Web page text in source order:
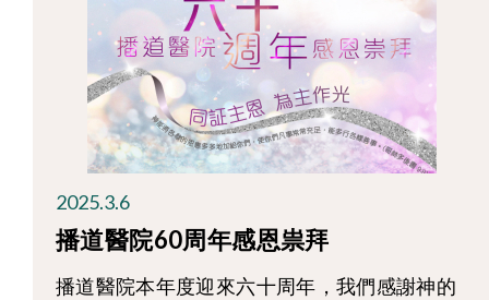
2025.3.6
播道醫院60周年感恩祟拜
播道醫院本年度迎來六十周年，我們感謝神的